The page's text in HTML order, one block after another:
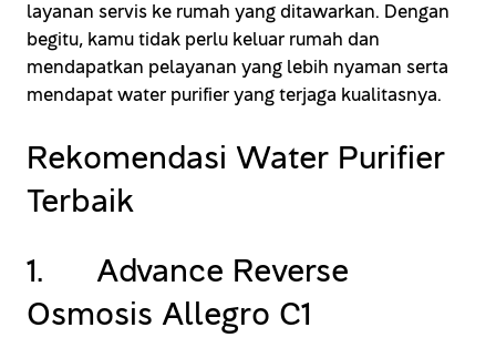
layanan servis ke rumah yang ditawarkan. Dengan
begitu, kamu tidak perlu keluar rumah dan
mendapatkan pelayanan yang lebih nyaman serta
mendapat water purifier yang terjaga kualitasnya.
Rekomendasi Water Purifier
Terbaik
1. Advance Reverse
Osmosis Allegro C1